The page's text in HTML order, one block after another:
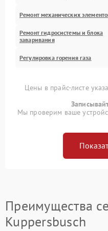
Ремонт механических
Ремонт гидросистемы и блока
заваривания
Регулировка горения газа
Цены в прайс-листе
Мы проверим ваше
Преимущества
Kuppersbusch